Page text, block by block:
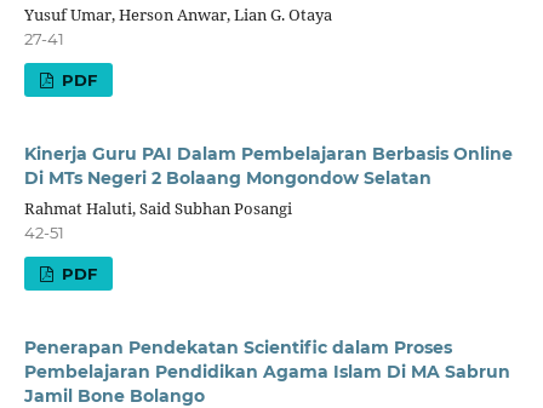
Yusuf Umar, Herson Anwar, Lian G. Otaya
27-41
PDF
Kinerja Guru PAI Dalam Pembelajaran Berbasis Online
Di MTs Negeri 2 Bolaang Mongondow Selatan
Rahmat Haluti, Said Subhan Posangi
42-51
PDF
Penerapan Pendekatan Scientific dalam Proses
Pembelajaran Pendidikan Agama Islam Di MA Sabrun
Jamil Bone Bolango